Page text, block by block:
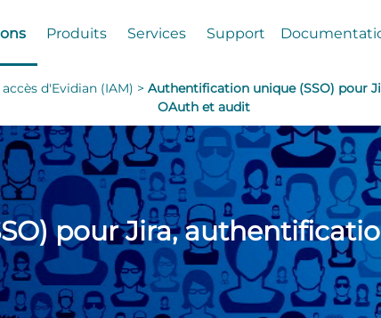
Produits Services Support
d'Evidian (IAM) > Authentification unique (SSO) pour
OAuth et audit
pour Jira,